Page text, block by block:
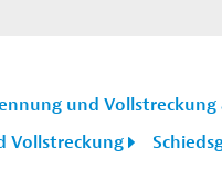
und Vollstreckung
Vollstreckung